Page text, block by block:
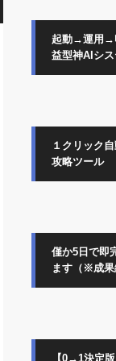
起動→運用→
益型神AIシ
１クリック
攻略ツール
僅か5日で即
ます（※成果
【0→1決定